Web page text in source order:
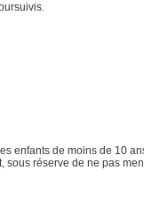
enfants de moins de 10
réserve de ne pas